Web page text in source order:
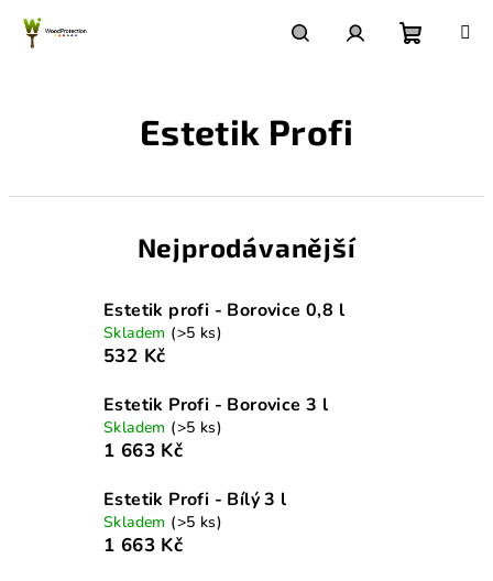
obsah
Estetik Profi
Nejprodávanější
Estetik profi - Borovice 0,8 l
Skladem (>5 ks)
532 Kč
Estetik Profi - Borovice 3 l
Skladem (>5 ks)
1 663 Kč
Estetik Profi - Bílý 3 l
Skladem (>5 ks)
1 663 Kč